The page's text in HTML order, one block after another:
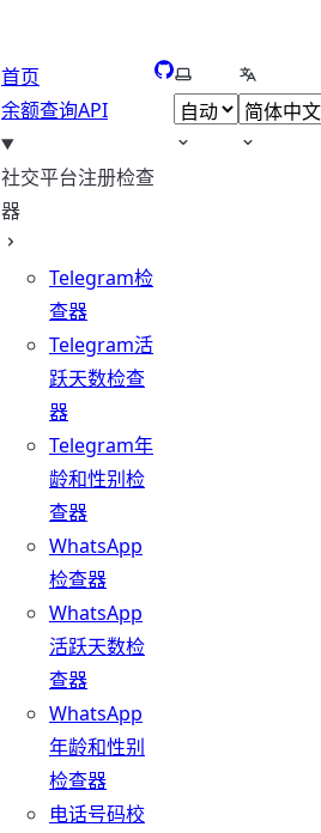
首页
余额查询API
社交平台注册检查
器
Telegram检
查器
Telegram活
跃天数检查
器
Telegram年
龄和性别检
查器
WhatsApp
检查器
WhatsApp
活跃天数检
查器
WhatsApp
年龄和性别
检查器
电话号码校
GitHub
选择主题选择语言